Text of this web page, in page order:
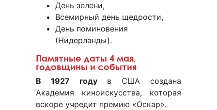
День зелени,
Всемирный день щедрости,
День поминовения
(Нидерланды).
Памятные даты 4 мая,
годовщины и события
В 1927 году в США создана
Академия киноискусства, которая
вскоре учредит премию «Оскар».